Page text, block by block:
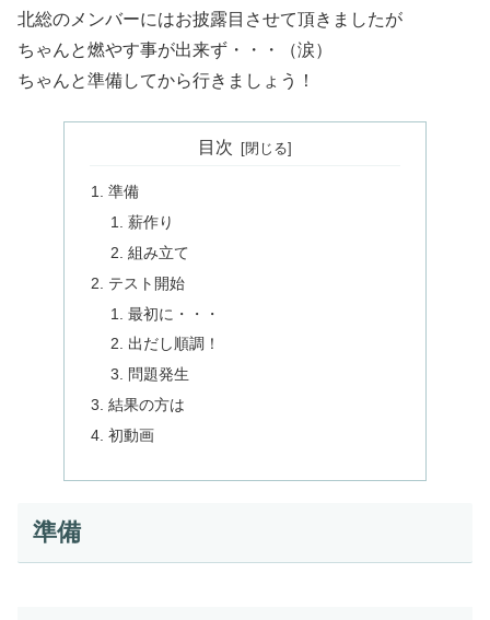
北総のメンバーにはお披露目させて頂きましたが
ちゃんと燃やす事が出来ず・・・（涙）
ちゃんと準備してから行きましょう！
目次
準備
薪作り
組み立て
テスト開始
最初に・・・
出だし順調！
問題発生
結果の方は
初動画
準備